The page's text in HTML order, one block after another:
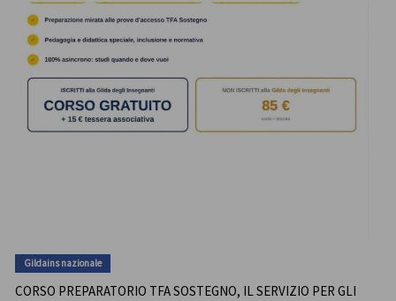
Gildains nazionale
CORSO PREPARATORIO TFA SOSTEGNO, IL SERVIZIO PER GLI